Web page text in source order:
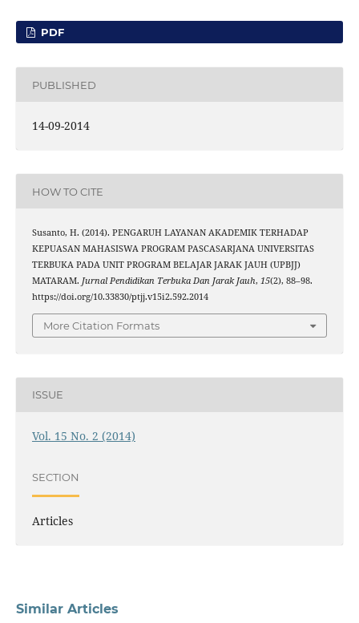
PDF
PUBLISHED
14-09-2014
HOW TO CITE
Susanto, H. (2014). PENGARUH LAYANAN AKADEMIK TERHADAP
KEPUASAN MAHASISWA PROGRAM PASCASARJANA UNIVERSITAS
TERBUKA PADA UNIT PROGRAM BELAJAR JARAK JAUH (UPBJJ)
MATARAM. Jurnal Pendidikan Terbuka Dan Jarak Jauh, 15(2), 88–98.
https://doi.org/10.33830/ptjj.v15i2.592.2014
More Citation Formats
ISSUE
Vol. 15 No. 2 (2014)
SECTION
Articles
Similar Articles